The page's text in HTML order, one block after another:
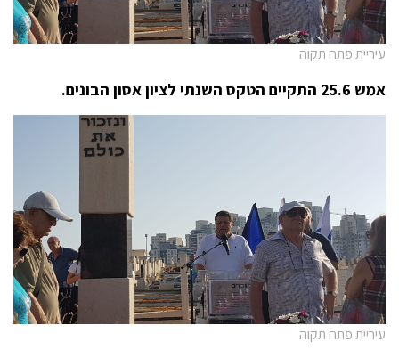
עיריית פתח תקוה
אמש 25.6 התקיים הטקס השנתי לציון אסון הבונים.
עיריית פתח תקוה